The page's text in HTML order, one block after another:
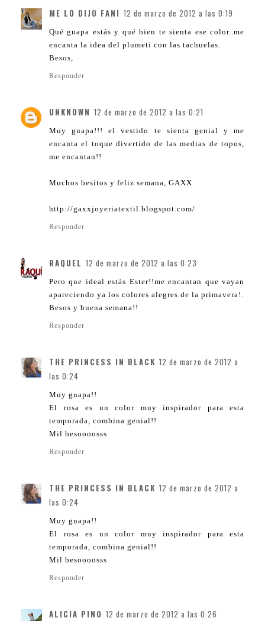
ME LO DIJO FANI 12 de marzo de 2012 a las 0:19
Qué guapa estás y qué bien te sienta ese color..me
encanta la idea del plumeti con las tachuelas.
Besos,
Responder
UNKNOWN 12 de marzo de 2012 a las 0:21
Muy guapa!!! el vestido te sienta genial y me
encanta el toque divertido de las medias de topos,
me encantan!!
Muchos besitos y feliz semana, GAXX
http://gaxxjoyeriatextil.blogspot.com/
Responder
RAQUEL 12 de marzo de 2012 a las 0:23
Pero que ideal estás Ester!!me encantan que vayan
apareciendo ya los colores alegres de la primavera!.
Besos y buena semana!!
Responder
THE PRINCESS IN BLACK 12 de marzo de 2012 a
las 0:24
Muy guapa!!
El rosa es un color muy inspirador para esta
temporada, combina genial!!
Mil besoooosss
Responder
THE PRINCESS IN BLACK 12 de marzo de 2012 a
las 0:24
Muy guapa!!
El rosa es un color muy inspirador para esta
temporada, combina genial!!
Mil besoooosss
Responder
ALICIA PINO 12 de marzo de 2012 a las 0:26